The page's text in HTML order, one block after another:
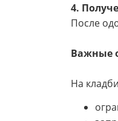
4.
После
Важные
На